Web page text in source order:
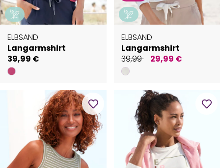
ELBSAND
Langarmshirt
39,99 €
ELBSAND
Langarmshirt
39,99
29,99 €